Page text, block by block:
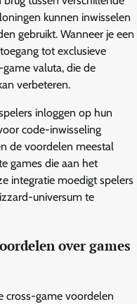
kunnen inwisselen
gebruikt. Wanneer je een
tot exclusieve
valuta, die de
verbeteren.
inloggen op hun
code-inwisseling
de voordelen meestal
games die aan het
integratie moedigt spelers
universum te
over games
cross-game voordelen